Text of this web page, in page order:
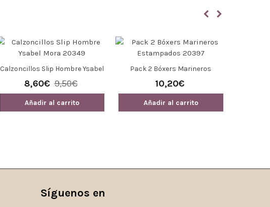
Calzoncillos Slip Hombre Ysabel
Mora 20349
8,60€ 9,50€
Añadir al carrito
Pack 2 Bóxers Marineros
Estampados 20397
10,20€
Añadir al carrito
Síguenos en